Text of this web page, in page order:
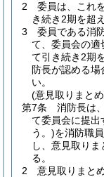
2
委員は、これ
き続き2期を超
3
委員である消
て、委員会の適
て引き続き2期
防長が認める場
い。
(意見取りまと
第7条
消防長は
て委員会に提出
う。)を消防職
し、意見取り
る。
2
意見取りまと